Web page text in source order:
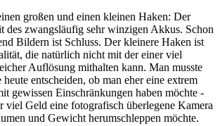
großen und einen kleinen Haken: Der
des zwangsläufig sehr winzigen Akkus. Schon
Bildern ist Schluss. Der kleinere Haken ist
die natürlich nicht mit der einer viel
Auflösung mithalten kann. Man musste
entscheiden, ob man eher eine extrem
gewissen Einschränkungen haben möchte -
viel Geld eine fotografisch überlegene Kamera
und Gewicht herumschleppen möchte.